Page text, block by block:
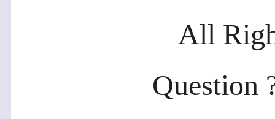
All
Question